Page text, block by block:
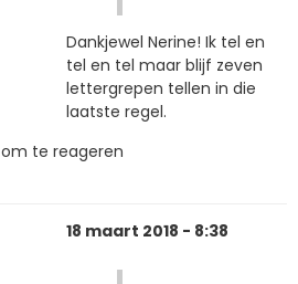
Dankjewel Nerine! Ik tel en
tel en tel maar blijf zeven
lettergrepen tellen in die
laatste regel.
om te reageren
18 maart 2018 - 8:38